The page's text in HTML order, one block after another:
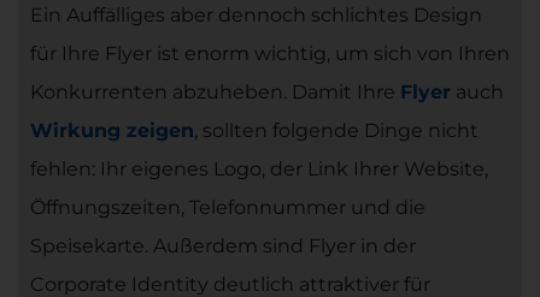
Ein Auffälliges aber dennoch schlichtes Design
für Ihre Flyer ist enorm wichtig, um sich von Ihren
Konkurrenten abzuheben. Damit Ihre Flyer auch
Wirkung zeigen, sollten folgende Dinge nicht
fehlen: Ihr eigenes Logo, der Link Ihrer Website,
Öffnungszeiten, Telefonnummer und die
Speisekarte. Außerdem sind Flyer in der
Corporate Identity deutlich attraktiver für